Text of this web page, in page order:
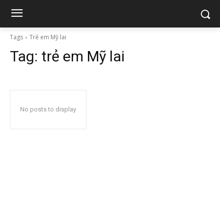
Tags Trẻ em Mỹ lai
Tag: trẻ em Mỹ lai
No posts to display